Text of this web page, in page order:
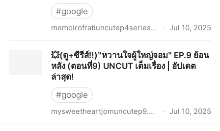
#google
memoirofratiuncutep4series.graphy.com · Jul 10, 2025
ฟรี ไทย ละคร | ตอนที่ 4 ย้อนหลังเต็มเรื่อง UHD ไทย ฟรี!
💥(ดู+ซีรีส์‼️)‶หวานใจผู้ใหญ่จอม‶ EP.9 ย้อน
หลัง (ตอนที่9) UNCUT เต็มเรื่อง | อัปเดต
ล่าสุด!
#google
mysweetheartjomuncutep9.graphy.com · Jul 10, 2025